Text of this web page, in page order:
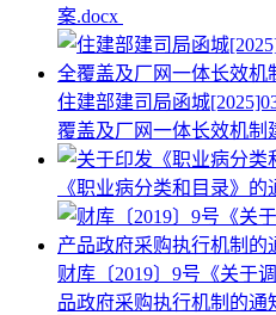
案.docx
住建部建司局函城
覆盖及厂网一体长效机制
《职业病分类和目录》的
财库〔2019〕9号《关于
品政府采购执行机制的通